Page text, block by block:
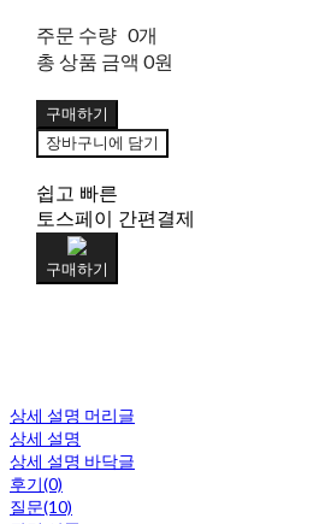
주문 수량 0개
총 상품 금액 0원
구매하기
장바구니에 담기
쉽고 빠른
토스페이 간편결제
구매하기
상세 설명 머리글
상세 설명
상세 설명 바닥글
후기(0)
질문(10)